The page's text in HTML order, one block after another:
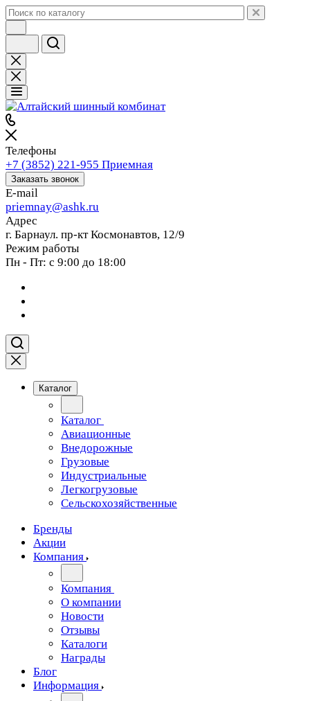
Телефоны
+7 (3852) 221-955 Приемная
Заказать звонок
E-mail
priemnay@ashk.ru
Адрес
г. Барнаул. пр-кт Космонавтов, 12/9
Режим работы
Пн - Пт: с 9:00 до 18:00
Каталог
Каталог
Авиационные
Внедорожные
Грузовые
Индустриальные
Легкогрузовые
Сельскохозяйственные
Бренды
Акции
Компания
Компания
О компании
Новости
Отзывы
Каталоги
Награды
Блог
Информация